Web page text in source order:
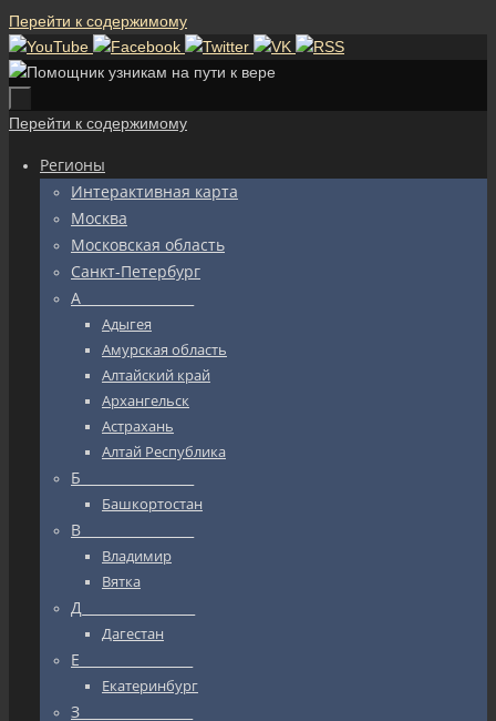
Перейти к содержимому
Перейти к содержимому
Регионы
Интерактивная карта
Москва
Московская область
Санкт-Петербург
А_________________
Адыгея
Амурская область
Алтайский край
Архангельск
Астрахань
Алтай Республика
Б_________________
Башкортостан
В_________________
Владимир
Вятка
Д_________________
Дагестан
Е_________________
Екатеринбург
З_________________